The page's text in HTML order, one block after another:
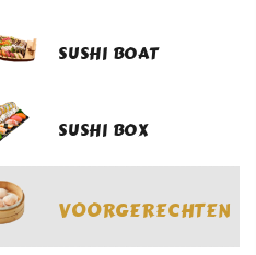
SUSHI BOAT
SUSHI BOX
VOORGERECHTEN